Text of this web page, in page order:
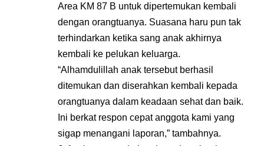
Area KM 87 B untuk dipertemukan kembali
dengan orangtuanya. Suasana haru pun tak
terhindarkan ketika sang anak akhirnya
kembali ke pelukan keluarga.
“Alhamdulillah anak tersebut berhasil
ditemukan dan diserahkan kembali kepada
orangtuanya dalam keadaan sehat dan baik.
Ini berkat respon cepat anggota kami yang
sigap menangani laporan,” tambahnya.